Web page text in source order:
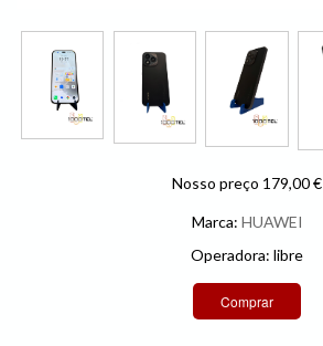
Nosso preço 179,00 €
Marca: HUAWEI
Operadora: libre